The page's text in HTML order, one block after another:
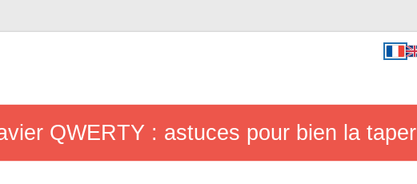
QWERTY : astuces pour bien la taper